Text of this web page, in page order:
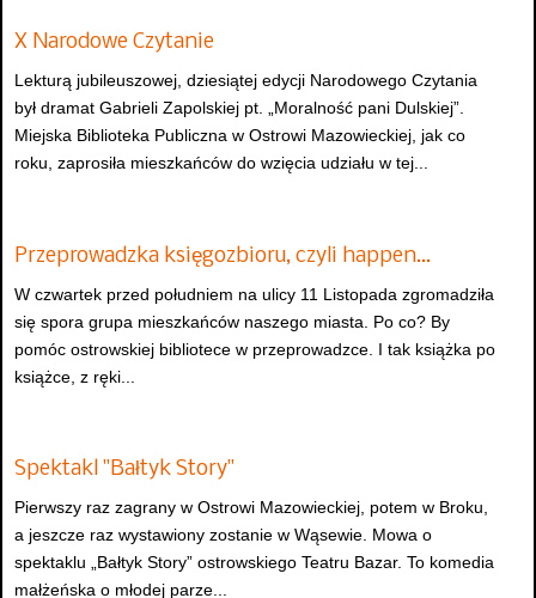
X Narodowe Czytanie
Lekturą jubileuszowej, dziesiątej edycji Narodowego Czytania
był dramat Gabrieli Zapolskiej pt. „Moralność pani Dulskiej”.
Miejska Biblioteka Publiczna w Ostrowi Mazowieckiej, jak co
roku, zaprosiła mieszkańców do wzięcia udziału w tej...
Przeprowadzka księgozbioru, czyli happen…
W czwartek przed południem na ulicy 11 Listopada zgromadziła
się spora grupa mieszkańców naszego miasta. Po co? By
pomóc ostrowskiej bibliotece w przeprowadzce. I tak książka po
książce, z ręki...
Spektakl "Bałtyk Story"
Pierwszy raz zagrany w Ostrowi Mazowieckiej, potem w Broku,
a jeszcze raz wystawiony zostanie w Wąsewie. Mowa o
spektaklu „Bałtyk Story” ostrowskiego Teatru Bazar. To komedia
małżeńska o młodej parze...